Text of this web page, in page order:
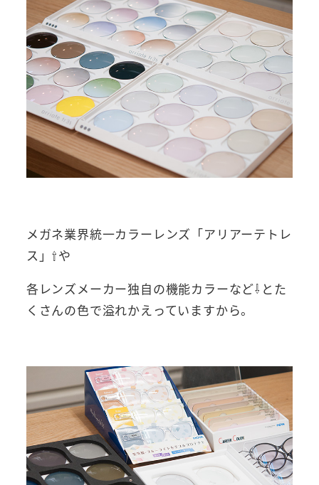
メガネ業界統一カラーレンズ「アリアーテトレ
ス」⇧や
各レンズメーカー独自の機能カラーなど⇩とた
くさんの色で溢れかえっていますから。